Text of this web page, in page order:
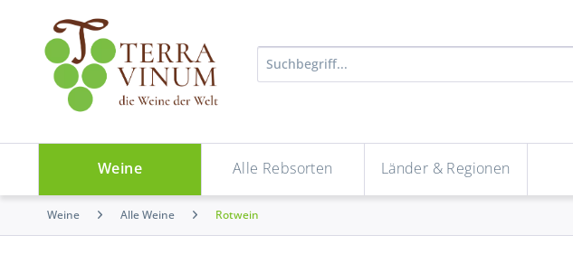
Weine Alle Rebsorten Länder & Regionen
Weine Alle Weine Rotwein